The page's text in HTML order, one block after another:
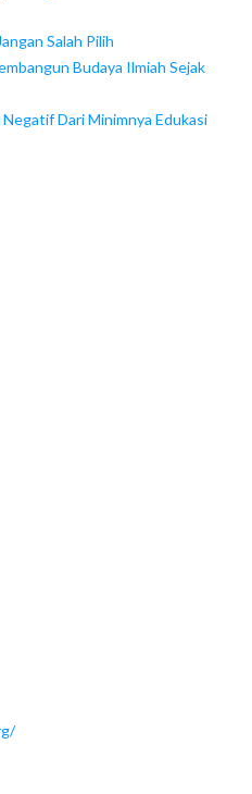
Salah Pilih
Budaya Ilmiah Sejak
Dari Minimnya Edukasi